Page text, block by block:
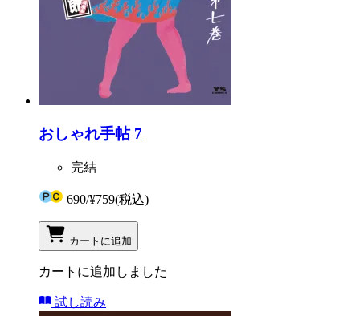
おしゃれ手帖 7
完結
690/¥759(税込)
カートに追加
カートに追加しました
試し読み